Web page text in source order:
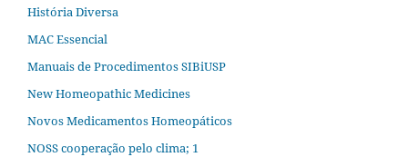
História Diversa
MAC Essencial
Manuais de Procedimentos SIBiUSP
New Homeopathic Medicines
Novos Medicamentos Homeopáticos
NOSS cooperação pelo clima; 1